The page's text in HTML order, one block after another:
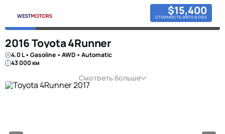
$15,400
стоимость авто в оаэ
2016 Toyota 4Runner
4.0 L • Gasoline • AWD • Automatic
43 000 км
Смотреть больше